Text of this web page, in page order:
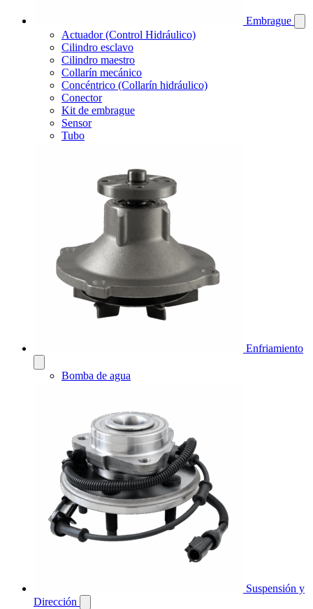
Embrague
Actuador (Control Hidráulico)
Cilindro esclavo
Cilindro maestro
Collarín mecánico
Concéntrico (Collarín hidráulico)
Conector
Kit de embrague
Sensor
Tubo
Enfriamiento
Bomba de agua
Suspensión y
Dirección